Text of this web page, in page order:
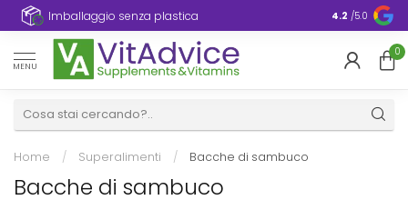
Imballaggio senza plastica 4.2 /5.0
MENU
0
Home / Superalimenti / Bacche di sambuco
Bacche di sambuco